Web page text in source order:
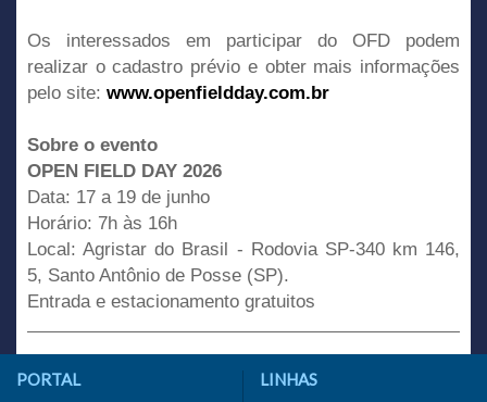
Os interessados em participar do OFD podem
realizar o cadastro prévio e obter mais informações
pelo site: www.openfieldday.com.br
Sobre o evento
OPEN FIELD DAY 2026
Data: 17 a 19 de junho
Horário: 7h às 16h
Local: Agristar do Brasil - Rodovia SP-340 km 146,
5, Santo Antônio de Posse (SP).
Entrada e estacionamento gratuitos
PORTAL LINHAS